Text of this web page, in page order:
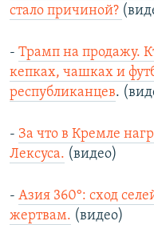
стало причиной?
- Трамп на продажу.
кепках, чашках и
республиканцев.
- За что в Кремле
Лексуса. (видео)
- Азия 360°: сход
жертвам. (видео)